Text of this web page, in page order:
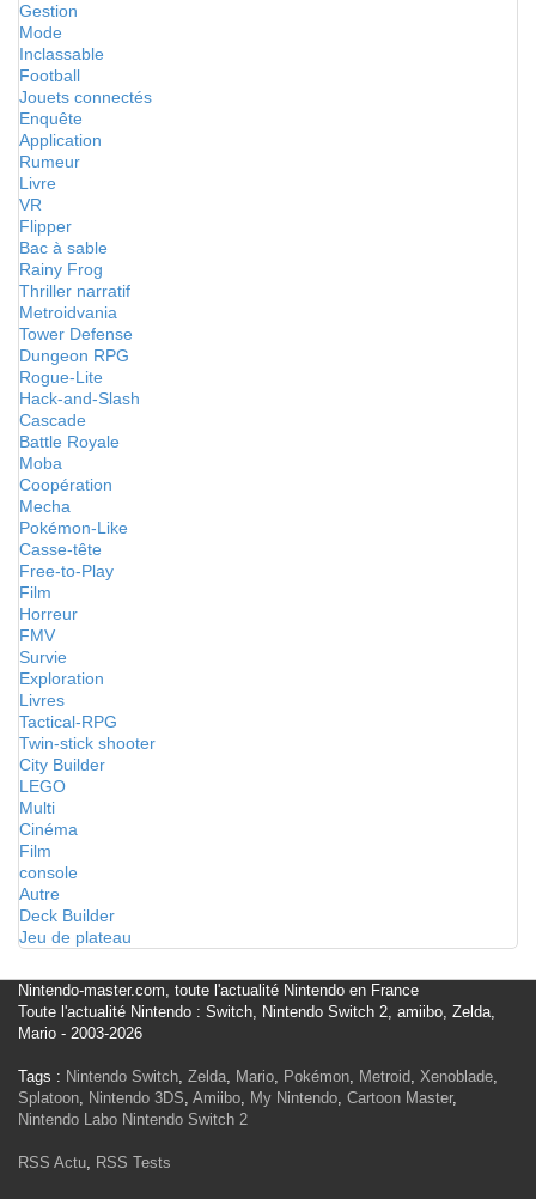
Gestion
Mode
Inclassable
Football
Jouets connectés
Enquête
Application
Rumeur
Livre
VR
Flipper
Bac à sable
Rainy Frog
Thriller narratif
Metroidvania
Tower Defense
Dungeon RPG
Rogue-Lite
Hack-and-Slash
Cascade
Battle Royale
Moba
Coopération
Mecha
Pokémon-Like
Casse-tête
Free-to-Play
Film
Horreur
FMV
Survie
Exploration
Livres
Tactical-RPG
Twin-stick shooter
City Builder
LEGO
Multi
Cinéma
Film
console
Autre
Deck Builder
Jeu de plateau
Nintendo-master.com, toute l'actualité Nintendo en France
Toute l'actualité Nintendo : Switch, Nintendo Switch 2, amiibo, Zelda,
Mario - 2003-2026
Tags : Nintendo Switch, Zelda, Mario, Pokémon, Metroid, Xenoblade,
Splatoon, Nintendo 3DS, Amiibo, My Nintendo, Cartoon Master,
Nintendo Labo Nintendo Switch 2
RSS Actu, RSS Tests